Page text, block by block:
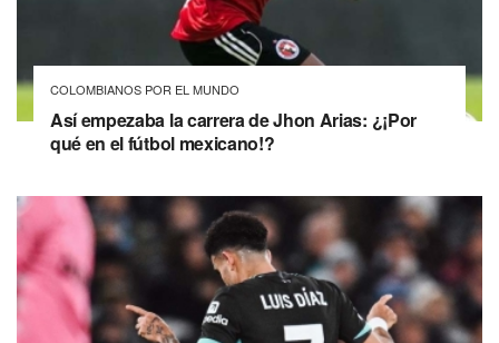
COLOMBIANOS POR EL MUNDO
Así empezaba la carrera de Jhon Arias: ¿¡Por
qué en el fútbol mexicano!?